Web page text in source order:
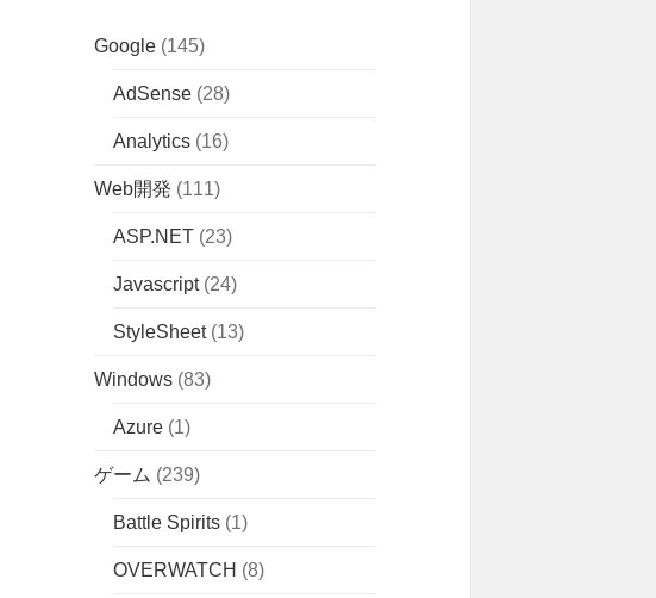
Google (145)
AdSense (28)
Analytics (16)
Web開発 (111)
ASP.NET (23)
Javascript(24)
StyleSheet(13)
Windows (83)
Azure (1)
ゲーム (239)
Battle Spirits (1)
OVERWATCH (8)